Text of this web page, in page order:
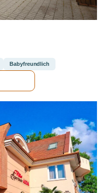
Babyfreundlich